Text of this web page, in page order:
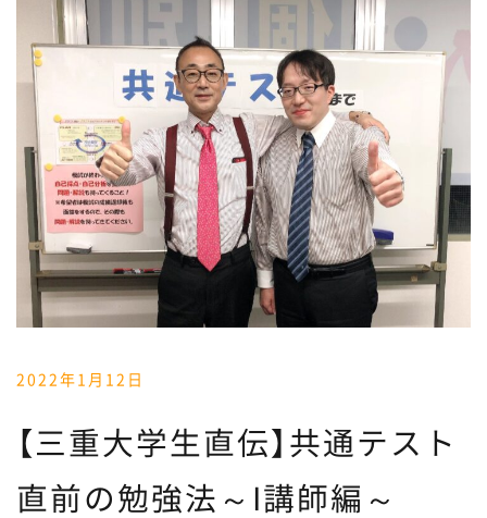
2022年1月12日
【三重大学生直伝】共通テスト
直前の勉強法～I講師編～